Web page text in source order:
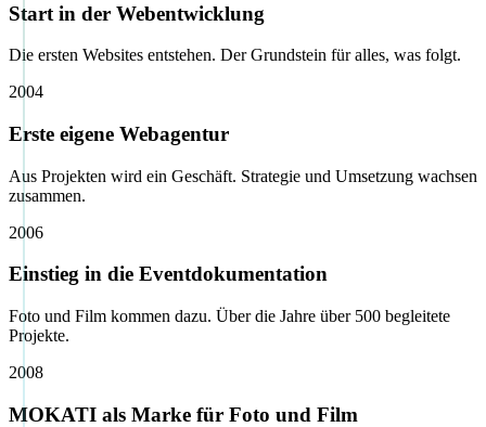
Start in der Webentwicklung
Die ersten Websites entstehen. Der Grundstein für alles, was folgt.
2004
Erste eigene Webagentur
Aus Projekten wird ein Geschäft. Strategie und Umsetzung wachsen
zusammen.
2006
Einstieg in die Eventdokumentation
Foto und Film kommen dazu. Über die Jahre über 500 begleitete
Projekte.
2008
MOKATI als Marke für Foto und Film